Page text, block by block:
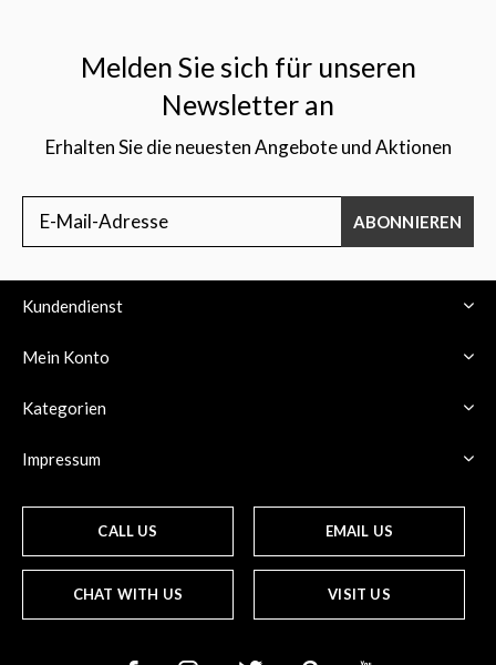
Melden Sie sich für unseren
Newsletter an
Erhalten Sie die neuesten Angebote und Aktionen
ABONNIEREN
Kundendienst
Mein Konto
Kategorien
Impressum
CALL US EMAIL US
CHAT WITH US VISIT US